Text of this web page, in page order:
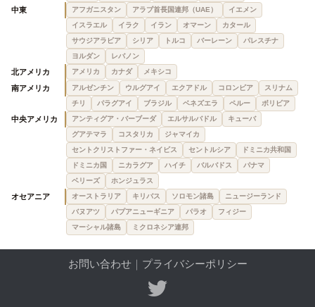
中東 アフガニスタン アラブ首長国連邦（UAE）
イエメン
イスラエル
イラク イラン オマーン
カタール
サウジアラビア
シリア トルコ バーレーン
パレスチナ
ヨルダン
レバノン
北アメリカ アメリカ カナダ メキシコ
南アメリカ アルゼンチン ウルグアイ エクアドル コロンビア
スリナム
チリ
パラグアイ ブラジル ベネズエラ ペルー ボリビア
中央アメリカ アンティグア・バーブーダ エルサルバドル
キューバ
グアテマラ
コスタリカ
ジャマイカ
セントクリストファー・ネイビス
セントルシア
ドミニカ共和国
ドミニカ国
ニカラグア ハイチ バルバドス
パナマ
ベリーズ
ホンジュラス
オセアニア オーストラリア キリバス ソロモン諸島
ニュージーランド
バヌアツ
パプアニューギニア パラオ
フィジー
マーシャル諸島
ミクロネシア連邦
お問い合わせ｜ プライバシーポリシー